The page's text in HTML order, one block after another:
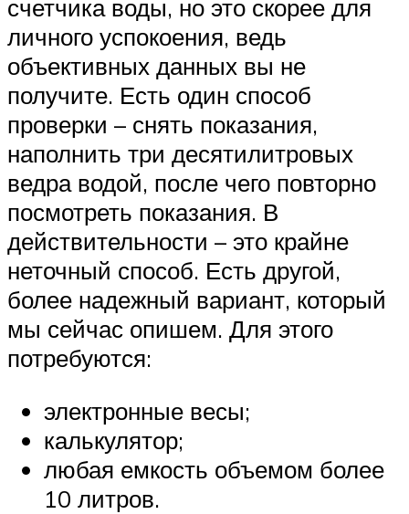
счетчика воды, но это скорее для
личного успокоения, ведь
объективных данных вы не
получите. Есть один способ
проверки – снять показания,
наполнить три десятилитровых
ведра водой, после чего повторно
посмотреть показания. В
действительности – это крайне
неточный способ. Есть другой,
более надежный вариант, который
мы сейчас опишем. Для этого
потребуются:
электронные весы;
калькулятор;
любая емкость объемом более
10 литров.